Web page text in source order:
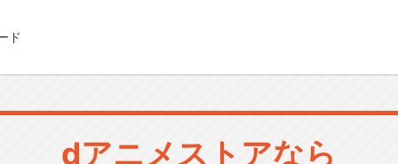
ド
dアニメストアなら